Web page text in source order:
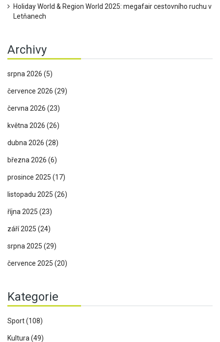
Holiday World & Region World 2025: megafair cestovního ruchu v
Letňanech
Archivy
srpna 2026 (5)
července 2026 (29)
června 2026 (23)
května 2026 (26)
dubna 2026 (28)
března 2026 (6)
prosince 2025 (17)
listopadu 2025 (26)
října 2025 (23)
září 2025 (24)
srpna 2025 (29)
července 2025 (20)
Kategorie
Sport(108)
Kultura (49)